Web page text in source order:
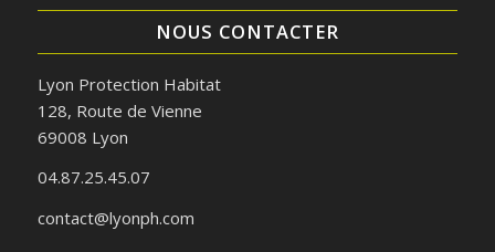
NOUS CONTACTER
Lyon Protection Habitat
128, Route de Vienne
69008 Lyon
04.87.25.45.07
contact@lyonph.com